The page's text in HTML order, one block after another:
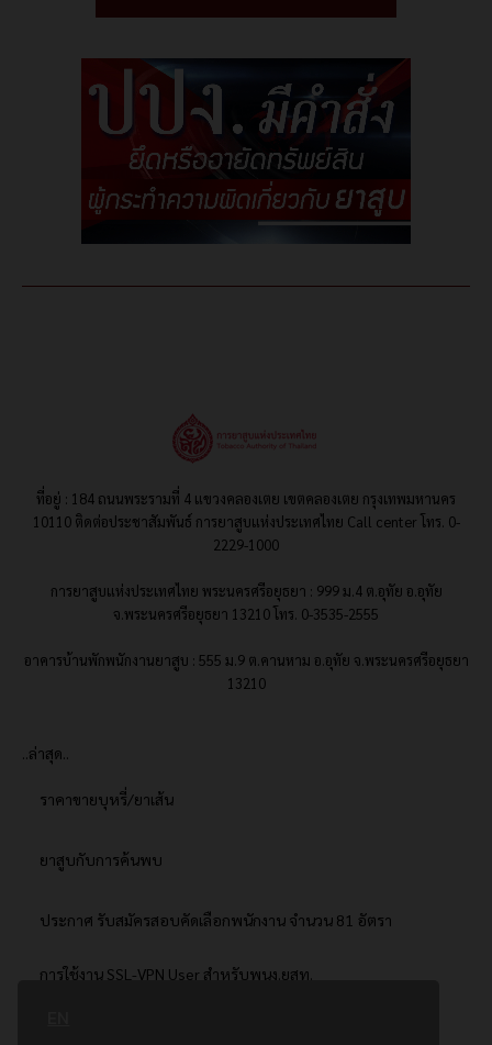
ที่อยู่ : 184 ถนนพระรามที่ 4 แขวงคลองเตย เขตคลองเตย กรุงเทพมหานคร
10110 ติดต่อประชาสัมพันธ์ การยาสูบแห่งประเทศไทย Call center โทร. 0-
2229-1000
การยาสูบแห่งประเทศไทย พระนครศรีอยุธยา : 999 ม.4 ต.อุทัย อ.อุทัย
จ.พระนครศรีอยุธยา 13210 โทร. 0-3535-2555
อาคารบ้านพักพนักงานยาสูบ : 555 ม.9 ต.คานหาม อ.อุทัย จ.พระนครศรีอยุธยา
13210
..ล่าสุด..
ราคาขายบุหรี่/ยาเส้น
ยาสูบกับการค้นพบ
ประกาศ รับสมัครสอบคัดเลือกพนักงาน จำนวน 81 อัตรา
การใช้งาน SSL-VPN User สำหรับพนง.ยสท.